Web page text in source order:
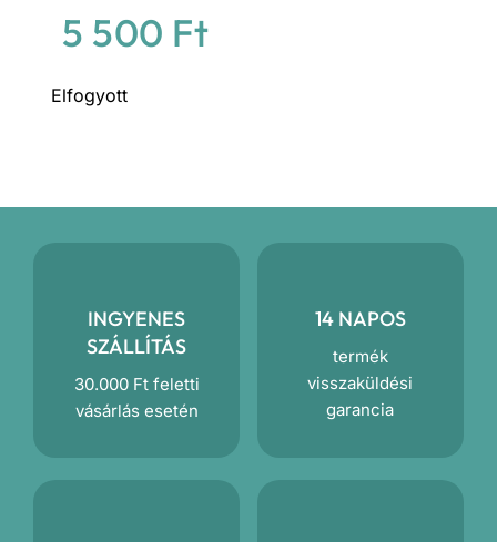
5 500 Ft
Elfogyott
INGYENES
SZÁLLÍTÁS
30.000 Ft feletti
vásárlás esetén
14 NAPOS
termék
visszaküldési
garancia